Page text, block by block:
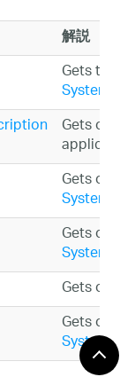
解説
Gets the
Gets or
Gets or
Gets or
Gets or
Gets or